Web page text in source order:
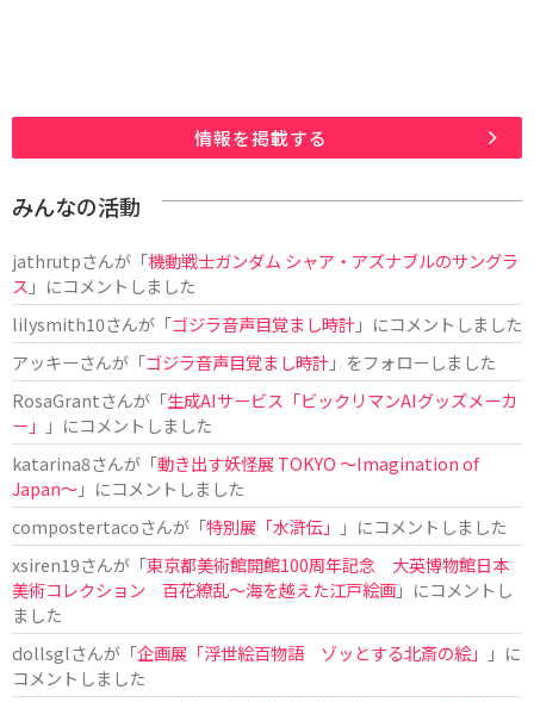
情報を掲載する
みんなの活動
jathrutpさんが「機動戦士ガンダム シャア・アズナブルのサングラ
ス 」にコメントしました
lilysmith10さんが「ゴジラ音声目覚まし時計」にコメントしました
アッキーさんが「ゴジラ音声目覚まし時計」をフォローしました
RosaGrantさんが「生成AIサービス「ビックリマンAIグッズメーカ
ー」
」にコメントしました
katarina8さんが「動き出す妖怪展 TOKYO 〜Imagination of
Japan〜」にコメントしました
compostertacoさんが「特別展「水滸伝」
」にコメントしました
xsiren19さんが「東京都美術館開館100周年記念 大英博物館日本
美術コレクション 百花繚乱～海を越えた江戸絵画」にコメントし
ました
dollsglさんが「企画展「浮世絵百物語 ゾッとする北斎の絵」
」に
コメントしました